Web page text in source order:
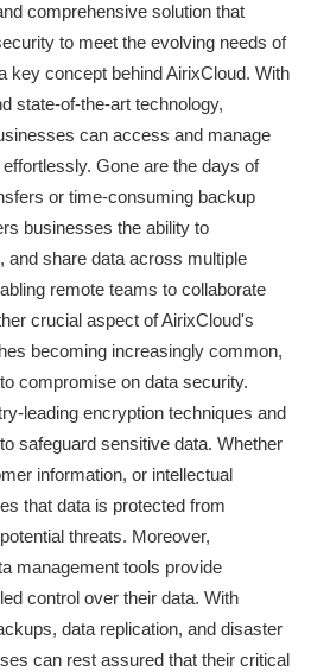
comprehensive solution that
to meet the evolving needs of
key concept behind AirixCloud. With
state-of-the-art technology,
can access and manage
Gone are the days of
or time-consuming backup
businesses the ability to
share data across multiple
remote teams to collaborate
crucial aspect of AirixCloud's
becoming increasingly common,
compromise on data security.
leading encryption techniques and
safeguard sensitive data. Whether
information, or intellectual
that data is protected from
threats. Moreover,
management tools provide
control over their data. With
data replication, and disaster
can rest assured that their critical